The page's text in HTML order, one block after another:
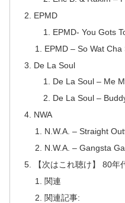
EPMD
EPMD- You Gots
EPMD – So Wat Cha
De La Soul
De La Soul – Me
De La Soul –
NWA
N.W.A. – Straight
N.W.A. – Gangsta
【次はこれ聴け】 80
関連
関連記事: